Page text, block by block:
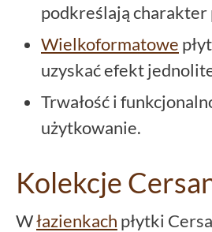
podkreślają charakter
Wielkoformatowe
uzyskać efekt
Trwałość i
użytkowanie.
Kolekcje
Włazienkach płytki